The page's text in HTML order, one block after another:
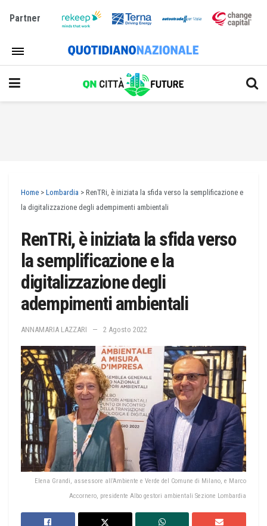
Partner
Home > Lombardia > RenTRi, è iniziata la sfida verso la semplificazione e
la digitalizzazione degli adempimenti ambientali
RenTRi, è iniziata la sfida verso
la semplificazione e la
digitalizzazione degli
adempimenti ambientali
ANNAMARIA LAZZARI 2 Agosto 2022
Elena Grandi, assessore all’Ambiente e Verde del Comune di Milano, e Marco
Accornero, presidente Albo gestori ambientali Sezione Lombardia